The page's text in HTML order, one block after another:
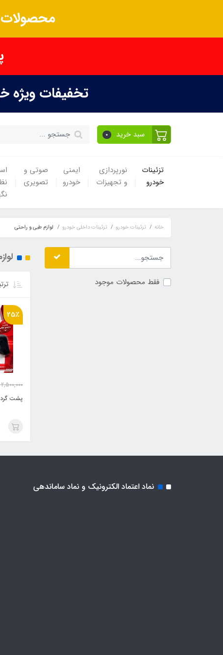
محصولات
تخفیفات ویژه
سبد خرید 0
تزئینات
خودرو
نورپردازی
و تجهیزات
ایمنی
خودرو
صوتی و
تصویری
خانه تزئینات خودرو تزئینات داخلی خودرو لوازم طبی و راحتی
فقط محصولات موجود
25٪
2,500,000
پشت
نماد اعتماد الکترونیک و نماد ساماندهی